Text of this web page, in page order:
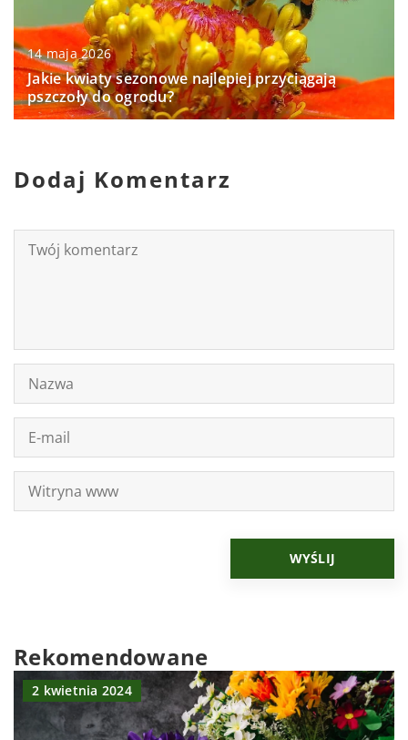
14 maja 2026
Jakie kwiaty sezonowe najlepiej przyciągają
pszczoły do ogrodu?
Dodaj Komentarz
Rekomendowane
2 kwietnia 2024